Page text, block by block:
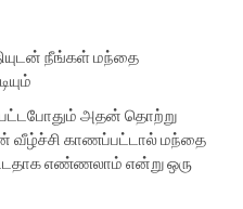
நீங்கள் மந்தை
அதன் தொற்று
வீழ்ச்சி காணப்பட்டால் மந்தை
எண்ணலாம் என்று ஒரு